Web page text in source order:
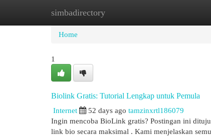
simbadirectory
Home New Site Listings
Home
1
Biolink Gratis: Tutorial Lengkap untuk Pemula
Internet
52 days ago tamzinxrtl186079
Ingin mencoba BioLink gratis? Postingan ini
link bio secara maksimal . Kami menjelaskan